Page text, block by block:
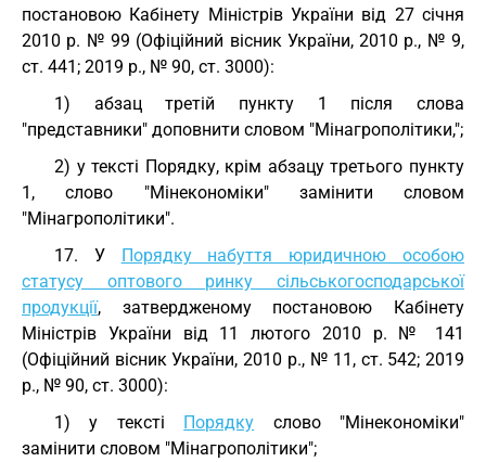
постановою Кабінету Міністрів України від 27 січня
2010 р. № 99 (Офіційний вісник України, 2010 р., № 9,
ст. 441; 2019 р., № 90, ст. 3000):
1) абзац третій пункту 1 після слова
"представники" доповнити словом "Мінагрополітики,";
2) у тексті Порядку, крім абзацу третього пункту
1, слово "Мінекономіки" замінити словом
"Мінагрополітики".
17. У Порядку набуття юридичною особою
статусу оптового ринку сільськогосподарської
продукції, затвердженому постановою Кабінету
Міністрів України від 11 лютого 2010 р. № 141
(Офіційний вісник України, 2010 р., № 11, ст. 542; 2019
р., № 90, ст. 3000):
1) у тексті Порядку слово "Мінекономіки"
замінити словом "Мінагрополітики";